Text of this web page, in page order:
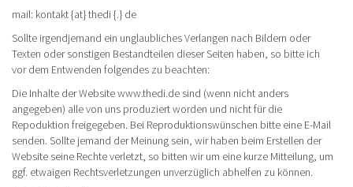
mail: kontakt {at} thedi {.} de
Sollte irgendjemand ein unglaubliches Verlangen nach Bildern oder
Texten oder sonstigen Bestandteilen dieser Seiten haben, so bitte ich
vor dem Entwenden folgendes zu beachten:
Die Inhalte der Website www.thedi.de sind (wenn nicht anders
angegeben) alle von uns produziert worden und nicht für die
Repoduktion freigegeben. Bei Reproduktionswünschen bitte eine E-Mail
senden. Sollte jemand der Meinung sein, wir haben beim Erstellen der
Website seine Rechte verletzt, so bitten wir um eine kurze Mitteilung, um
ggf. etwaigen Rechtsverletzungen unverzüglich abhelfen zu können.